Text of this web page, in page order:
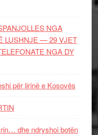
NGA
LUSHNJE — 29 VJET
NGA DY
për lirinë e Kosovës
dhe ndryshoi botën